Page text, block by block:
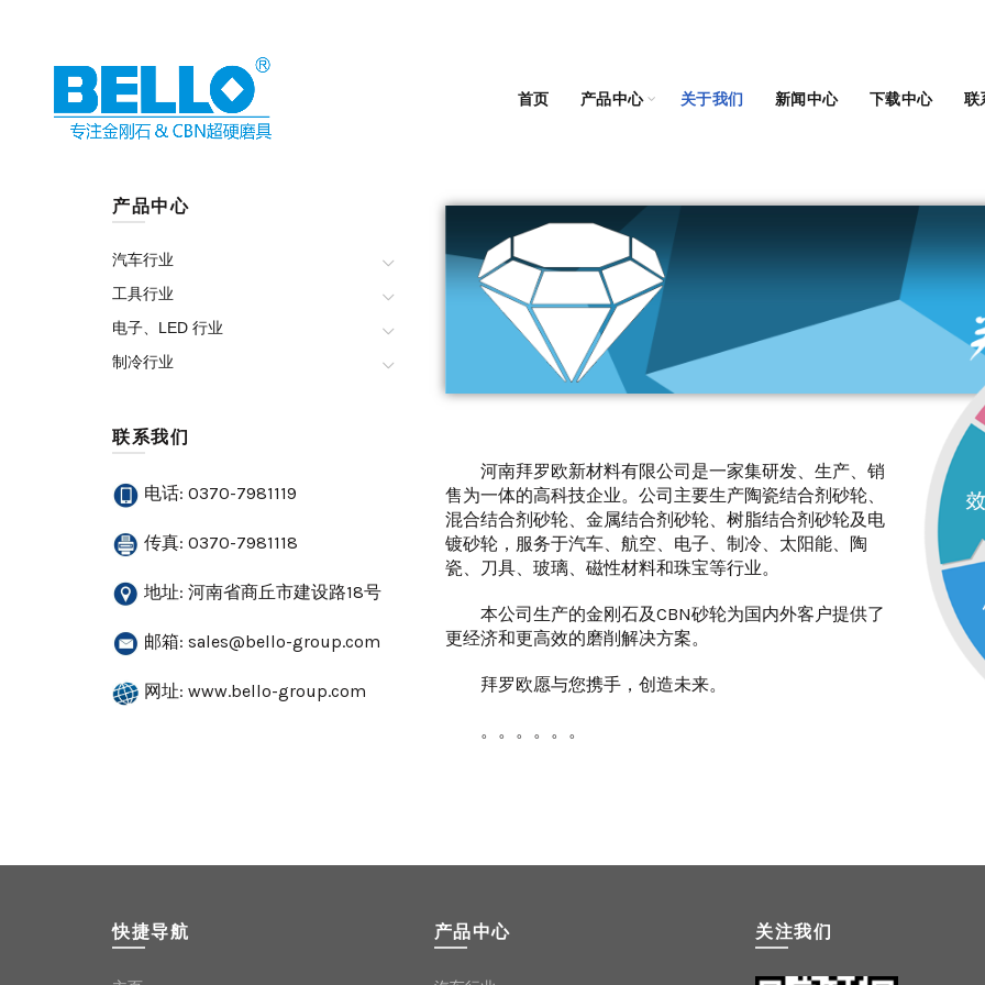
首页 产品中心 关于我们 新闻中心 下载中心 联
河南拜罗欧新材料有限公司是一家集研发、生产、销
售为一体的高科技企业。公司主要生产陶瓷结合剂砂轮、
混合结合剂砂轮、金属结合剂砂轮、树脂结合剂砂轮及电
镀砂轮，服务于汽车、航空、电子、制冷、太阳能、陶
瓷、刀具、玻璃、磁性材料和珠宝等行业。
本公司生产的金刚石及CBN砂轮为国内外客户提供了
更经济和更高效的磨削解决方案。
拜罗欧愿与您携手，创造未来。
。。。。。。
产品中心
汽车行业
工具行业
电子、LED 行业
制冷行业
联系我们
电话: 0370-7981119
传真: 0370-7981118
地址: 河南省商丘市建设路18号
邮箱: sales@bello-group.com
网址: www.bello-group.com
快捷导航 产品中心 关注我们